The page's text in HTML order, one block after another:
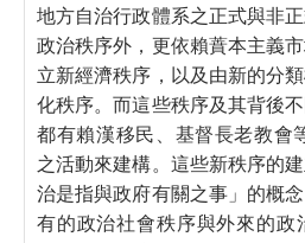
地方自治行政體系之正式與非
政治秩序外，更依賴蕡本主義
立新經濟秩序，以及由新的分
化秩序。而這些秩序及其背後
都有賴漢移民、基督長老教會
之活動來建構。這些新秩序的
治是指與政府有關之事」的概
有的政治社會秩序與外來的政